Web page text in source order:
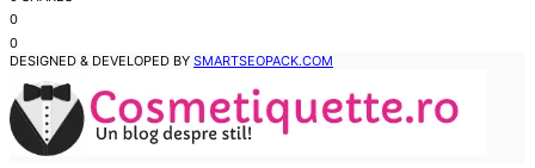
0
0
DESIGNED & DEVELOPED BY SMARTSEOPACK.COM